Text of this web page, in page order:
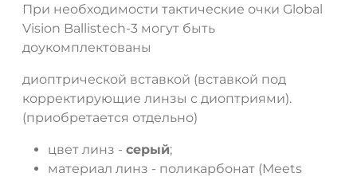
При необходимости тактические очки Global
Vision Ballistech-3 могут быть
доукомплектованы
диоптрической вставкой (вставкой под
корректирующие линзы с диоптриями).
(приобретается отдельно)
цвет линз - серый;
материал линз - поликарбонат (Meets